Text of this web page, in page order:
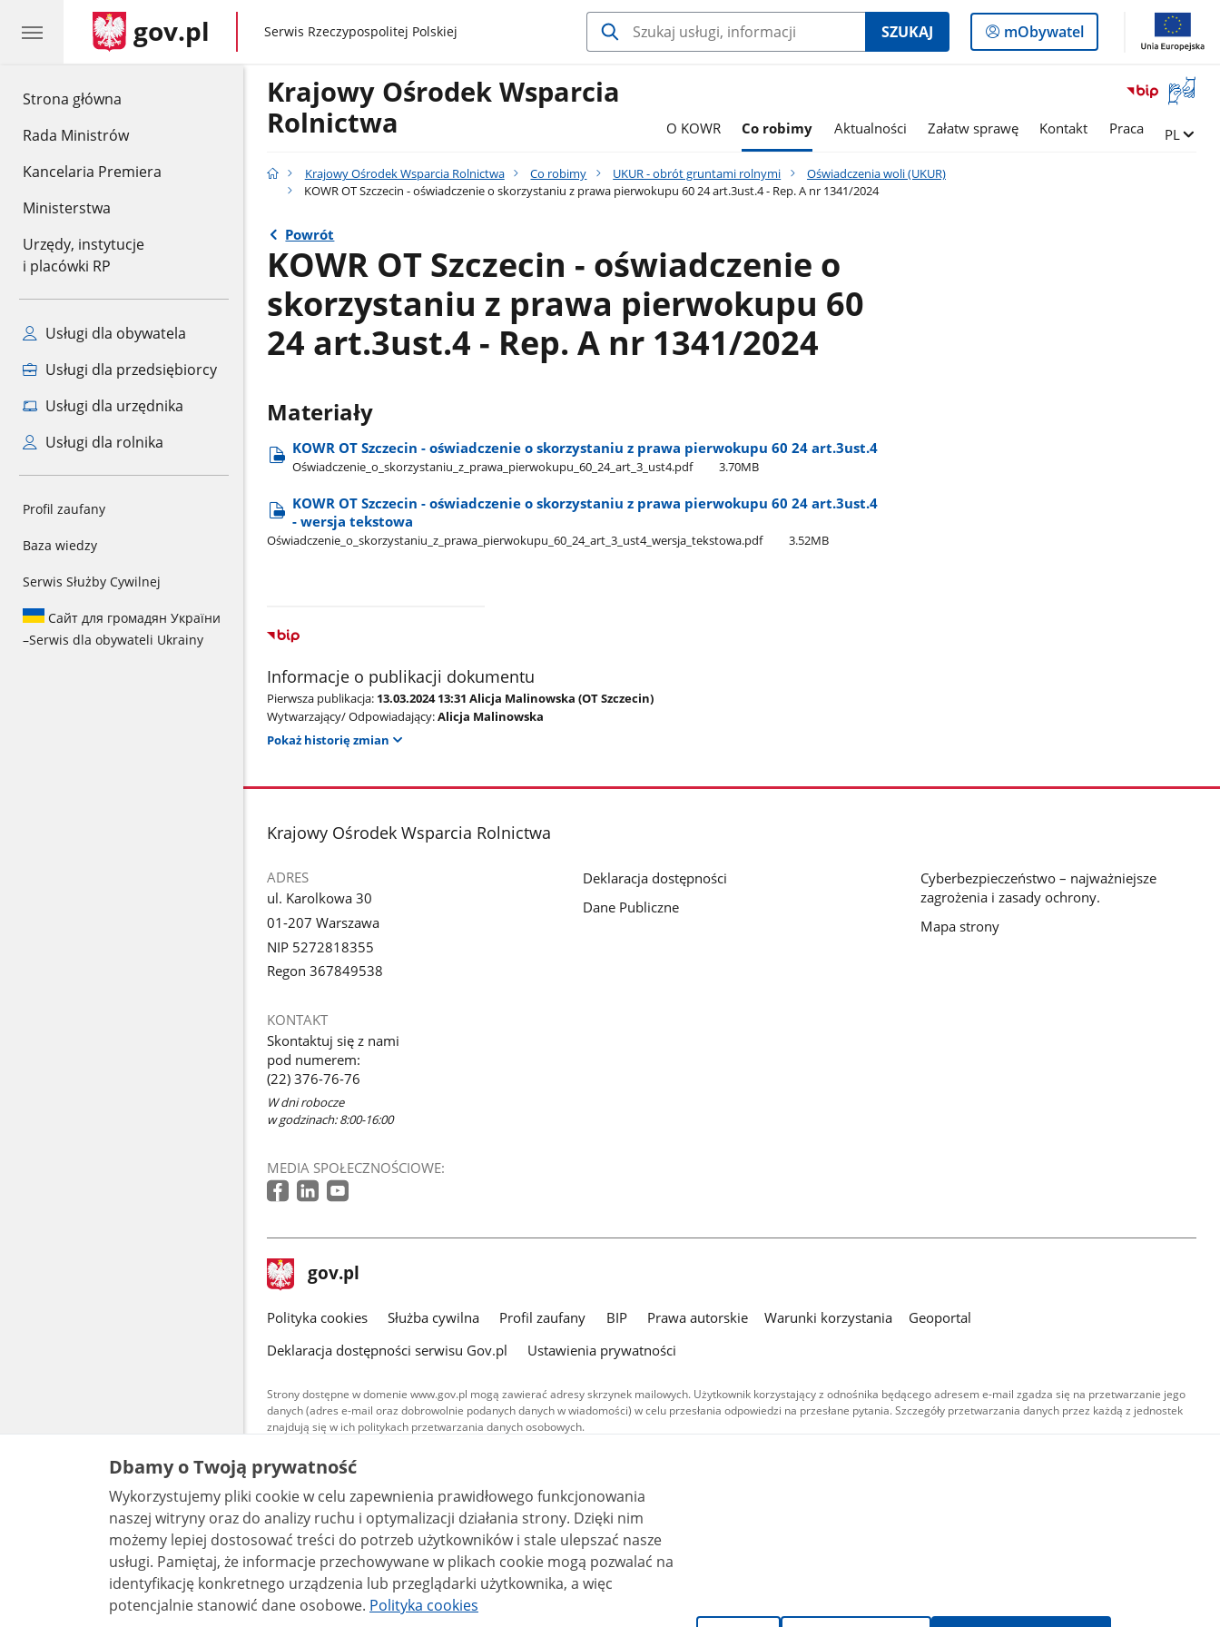
Strona główna
Rada Ministrów
Kancelaria Premiera
Ministerstwa
Urzędy, instytucje
i placówki RP
Usługi dla obywatela
Usługi dla przedsiębiorcy
Usługi dla urzędnika
Usługi dla rolnika
Profil zaufany
Baza wiedzy
Serwis Służby Cywilnej
Сайт для громадян України
–Serwis dla obywateli Ukrainy
gov.pl gov.pl
Serwis Rzeczypospolitej Polskiej SZUKAJ
Logowanie
do
mObywatel
Otwórz
okno
Krajowy Ośrodek Wsparcia
Rolnictwa
O KOWR Co robimy Aktualności Załatw sprawę Kontakt Praca Zmień
PL
Krajowy Ośrodek Wsparcia Rolnictwa Co robimy UKUR - obrót gruntami rolnymi
Oświadczenia woli (UKUR)
KOWR OT Szczecin - oświadczenie o skorzystaniu z prawa pierwokupu 60 24 art.3ust.4 - Rep. A nr 1341/2024
Powrót
KOWR OT Szczecin - oświadczenie o
skorzystaniu z prawa pierwokupu 60
24 art.3ust.4 - Rep. A nr 1341/2024
Materiały
KOWR OT Szczecin - oświadczenie o skorzystaniu z prawa pierwokupu 60 24 art.3ust.4
Oświadczenie​_o​_skorzystaniu​_z​_prawa​_pierwokupu​_60​_24​_art​_3​_ust4.pdf 3.70MB
KOWR OT Szczecin - oświadczenie o skorzystaniu z prawa pierwokupu 60 24 art.3ust.4
- wersja tekstowa
Oświadczenie​_o​_skorzystaniu​_z​_prawa​_pierwokupu​_60​_24​_art​_3​_ust4​_wersja​_tekstowa.pdf 3.52MB
Informacje o publikacji dokumentu
Pierwsza publikacja: 13.03.2024 13:31 Alicja Malinowska (OT Szczecin)
Wytwarzający/ Odpowiadający:Alicja Malinowska
Pokaż historię zmian
stopka
Krajowy Ośrodek Wsparcia Rolnictwa
ADRES
ul. Karolkowa 30
01-207 Warszawa
NIP 5272818355
Regon 367849538
KONTAKT
Skontaktuj się z nami
pod numerem:
(22) 376-76-76
W dni robocze
w godzinach: 8:00-16:00
MEDIA SPOŁECZNOŚCIOWE:
Deklaracja dostępności
Dane Publiczne
Cyberbezpieczeństwo – najważniejsze
zagrożenia i zasady ochrony.
Mapa strony
stopka
gov.pl Strona
gov.pl
gov.pl
Polityka cookies Służba cywilna Profil zaufany BIP Prawa autorskie Warunki korzystania
Geoportal
Deklaracja dostępności serwisu Gov.pl
Ustawienia prywatności
Strony dostępne w domenie www.gov.pl mogą zawierać adresy skrzynek mailowych. Użytkownik korzystający z odnośnika będącego adresem e-mail zgadza się na przetwarzanie jego
danych (adres e-mail oraz dobrowolnie podanych danych w wiadomości) w celu przesłania odpowiedzi na przesłane pytania. Szczegóły przetwarzania danych przez każdą z jednostek
znajdują się w ich politykach przetwarzania danych osobowych.
Treści tekstowe publikowane w serwisie (z wyłączeniem treści audiowizualnych), są
udostępniane na licencji typu Creative Commons: uznanie autorstwa - na tych samych
warunkach 4.0 (CC BY-SA 4.0). Materiały audiowizualne, w tym zdjęcia, materiały audio i wideo,
są udostępniane na licencji typu Creative Commons: uznanie autorstwa użycie niekomercyjne -
bez utworów zależnych 4.0 (CC BY-NC-ND 4.0), o ile nie jest to stwierdzone inaczej.
Dbamy o Twoją prywatność
Wykorzystujemy pliki cookie w celu zapewnienia prawidłowego funkcjonowania
naszej witryny oraz do analizy ruchu i optymalizacji działania strony. Dzięki nim
możemy lepiej dostosować treści do potrzeb użytkowników i stale ulepszać nasze
usługi. Pamiętaj, że informacje przechowywane w plikach cookie mogą pozwalać na
identyfikację konkretnego urządzenia lub przeglądarki użytkownika, a więc
potencjalnie stanowić dane osobowe. Polityka cookies